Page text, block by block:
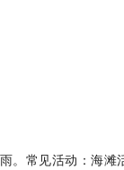
常见活动：海滩